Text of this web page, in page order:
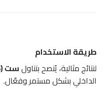
طريقة الاستخدام
لنتائج مثالية، يُنصح بتناولست (6) أقراص يوميًا
الداخلي بشكل مستمر وفعّال.